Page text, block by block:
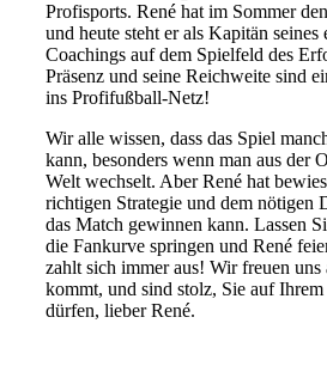
Profisports. René hat im Sommer
und heute steht er als Kapitän
Coachings auf dem Spielfeld des
Präsenz und seine Reichweite sind
ins Profifußball-Netz!
Wir alle wissen, dass das Spiel
kann, besonders wenn man aus der
Welt wechselt. Aber René hat
richtigen Strategie und dem nötigen
das Match gewinnen kann. Lassen
die Fankurve springen und René
zahlt sich immer aus! Wir freuen uns
kommt, und sind stolz, Sie auf
dürfen, lieber René.